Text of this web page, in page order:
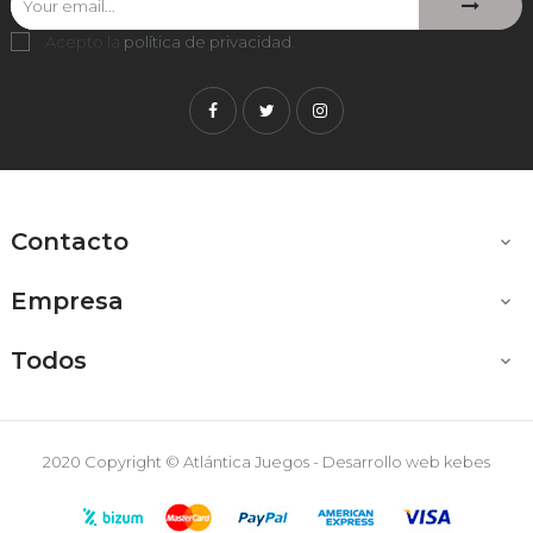
Acepto la política de privacidad
FacebookTwitterInstagram
Contacto 
Empresa 
Todos 
2020 Copyright © Atlántica Juegos - Desarrollo web kebes